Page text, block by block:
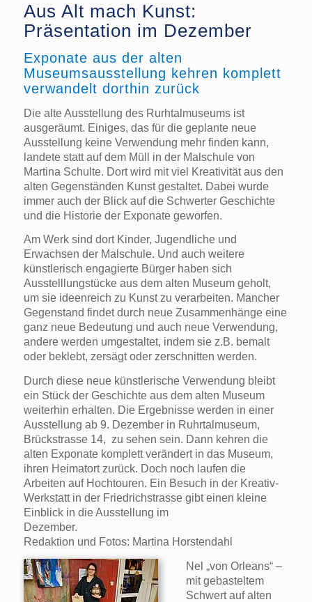
Aus Alt mach Kunst:
Präsentation im Dezember
Exponate aus der alten
Museumsausstellung kehren komplett
verwandelt dorthin zurück
Die alte Ausstellung des Rurhtalmuseums ist
ausgeräumt. Einiges, das für die geplante neue
Ausstellung keine Verwendung mehr finden kann,
landete statt auf dem Müll in der Malschule von
Martina Schulte. Dort wird mit viel Kreativität aus den
alten Gegenständen Kunst gestaltet. Dabei wurde
immer auch der Blick auf die Schwerter Geschichte
und die Historie der Exponate geworfen.
Am Werk sind dort Kinder, Jugendliche und
Erwachsen der Malschule. Und auch weitere
künstlerisch engagierte Bürger haben sich
Ausstelllungstücke aus dem alten Museum geholt,
um sie ideenreich zu Kunst zu verarbeiten. Mancher
Gegenstand findet durch neue Zusammenhänge eine
ganz neue Bedeutung und auch neue Verwendung,
andere werden umgestaltet, indem sie z.B. bemalt
oder beklebt, zersägt oder zerschnitten werden.
Durch diese neue künstlerische Verwendung bleibt
ein Stück der Geschichte aus dem alten Museum
weiterhin erhalten. Die Ergebnisse werden in einer
Ausstellung ab 9. Dezember in Ruhrtalmuseum,
Brückstrasse 14, zu sehen sein. Dann kehren die
alten Exponate komplett verändert in das Museum,
ihren Heimatort zurück. Doch noch laufen die
Arbeiten auf Hochtouren. Ein Besuch in der Kreativ-
Werkstatt in der Friedrichstrasse gibt einen kleine
Einblick in die Ausstellung im
Dezember.
Redaktion und Fotos: Martina Horstendahl
Nel „von Orleans“ –
mit gebasteltem
Schwert auf alten